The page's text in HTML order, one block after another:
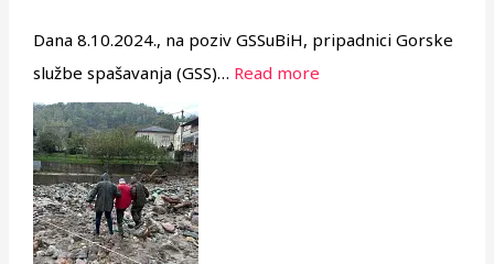
Dana 8.10.2024., na poziv GSSuBiH, pripadnici Gorske
službe spašavanja (GSS)… Read more